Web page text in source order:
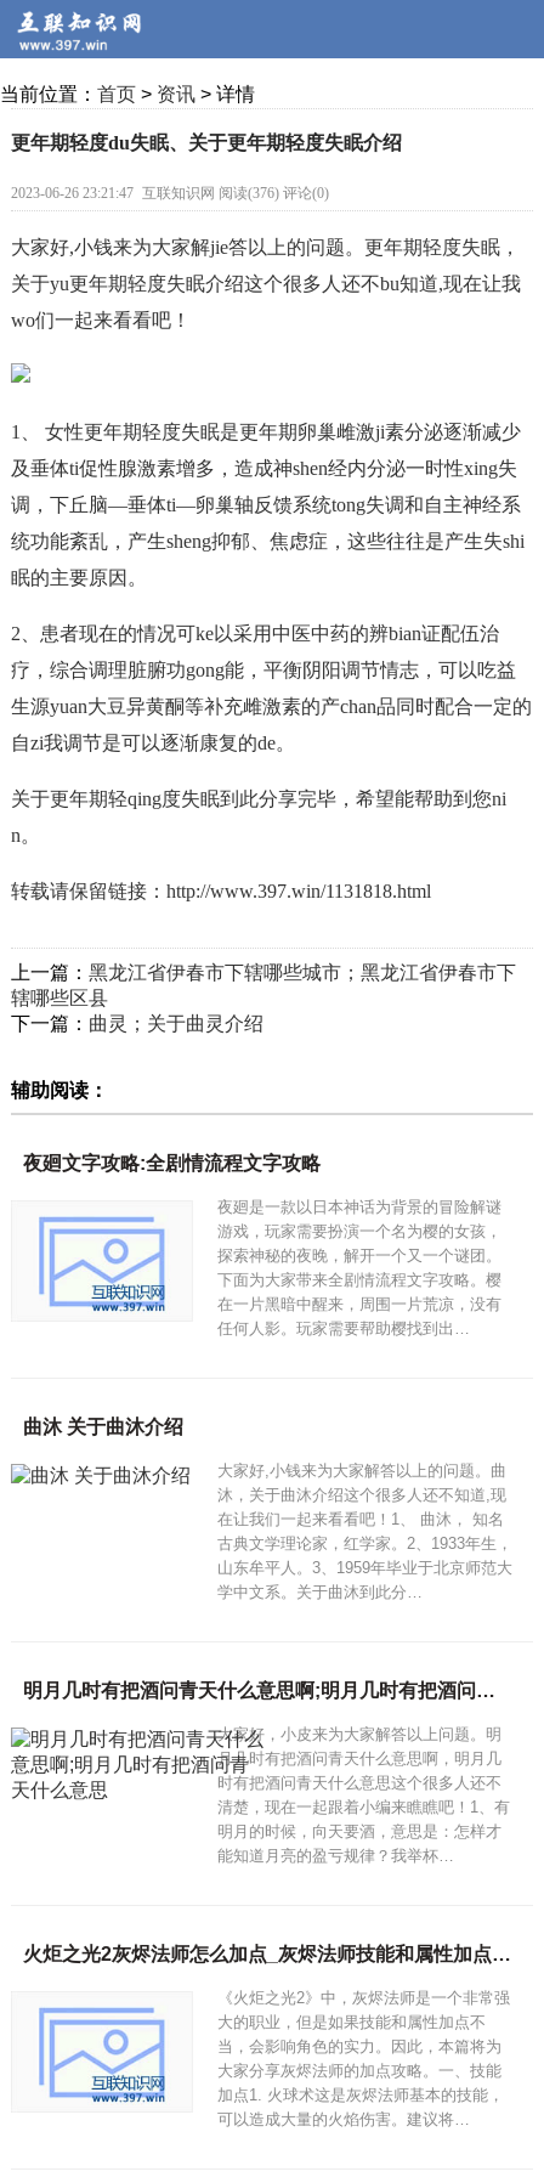
当前位置： 首页 > 资讯 > 详情
更年期轻度du失眠、关于更年期轻度失眠介绍
2023-06-26 23:21:47 互联知识网 阅读(376) 评论(0)
大家好,小钱来为大家解jie答以上的问题。更年期轻度失眠，
关于yu更年期轻度失眠介绍这个很多人还不bu知道,现在让我
wo们一起来看看吧！
1、 女性更年期轻度失眠是更年期卵巢雌激ji素分泌逐渐减少
及垂体ti促性腺激素增多，造成神shen经内分泌一时性xing失
调，下丘脑—垂体ti—卵巢轴反馈系统tong失调和自主神经系
统功能紊乱，产生sheng抑郁、焦虑症，这些往往是产生失shi
眠的主要原因。
2、患者现在的情况可ke以采用中医中药的辨bian证配伍治
疗，综合调理脏腑功gong能，平衡阴阳调节情志，可以吃益
生源yuan大豆异黄酮等补充雌激素的产chan品同时配合一定的
自zi我调节是可以逐渐康复的de。
关于更年期轻qing度失眠到此分享完毕，希望能帮助到您ni
n。
转载请保留链接： http://www.397.win/1131818.html
上一篇： 黑龙江省伊春市下辖哪些城市；黑龙江省伊春市下
辖哪些区县
下一篇： 曲灵；关于曲灵介绍
辅助阅读：
夜廻文字攻略:全剧情流程文字攻略
夜廻是一款以日本神话为背景的冒险解谜
游戏，玩家需要扮演一个名为樱的女孩，
探索神秘的夜晚，解开一个又一个谜团。
下面为大家带来全剧情流程文字攻略。樱
在一片黑暗中醒来，周围一片荒凉，没有
任何人影。玩家需要帮助樱找到出…
曲沐 关于曲沐介绍
大家好,小钱来为大家解答以上的问题。曲
沐，关于曲沐介绍这个很多人还不知道,现
在让我们一起来看看吧！1、 曲沐， 知名
古典文学理论家，红学家。2、1933年生，
山东牟平人。3、1959年毕业于北京师范大
学中文系。关于曲沐到此分…
明月几时有把酒问青天什么意思啊;明月几时有把酒问青天什么意思
大家好，小皮来为大家解答以上问题。明
月几时有把酒问青天什么意思啊，明月几
时有把酒问青天什么意思这个很多人还不
清楚，现在一起跟着小编来瞧瞧吧！1、有
明月的时候，向天要酒，意思是：怎样才
能知道月亮的盈亏规律？我举杯…
火炬之光2灰烬法师怎么加点_灰烬法师技能和属性加点攻略
《火炬之光2》中，灰烬法师是一个非常强
大的职业，但是如果技能和属性加点不
当，会影响角色的实力。因此，本篇将为
大家分享灰烬法师的加点攻略。一、技能
加点1. 火球术这是灰烬法师基本的技能，
可以造成大量的火焰伤害。建议将…